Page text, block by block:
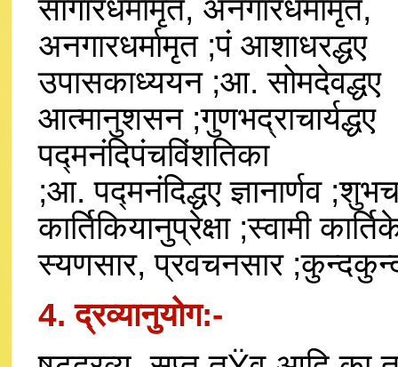
सागारधर्मामृत, अनगारधर्मामृत,
अनगारधर्मामृत ;पं आशाधरद्धए
उपासकाध्ययन ;आ. सोमदेवद्धए
आत्मानुशसन ;गुणभद्राचार्यद्धए
पद्मनंदिपंचविंशतिका
;आ. पद्मनंदिद्धए ज्ञानार्णव
कार्तिकियानुप्रेक्षा ;स्वामी
स्यणसार, प्रवचनसार
4. द्रव्यानुयोग:-